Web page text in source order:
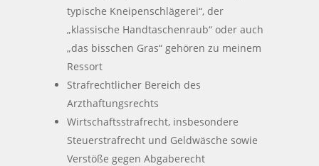
typische Kneipenschlägerei“, der
„klassische Handtaschenraub“ oder auch
„das bisschen Gras“ gehören zu meinem
Ressort
Strafrechtlicher Bereich des
Arzthaftungsrechts
Wirtschaftsstrafrecht, insbesondere
Steuerstrafrecht und Geldwäsche sowie
Verstöße gegen Abgaberecht